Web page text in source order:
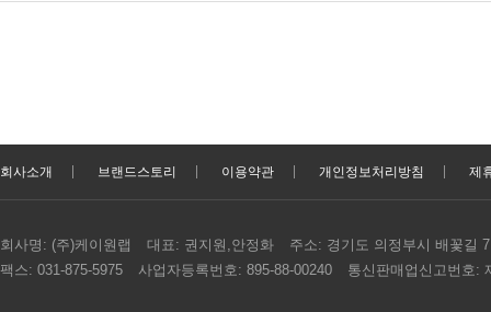
회사소개 브랜드스토리 이용약관 개인정보처리방침 제
회사명: (주)케이원랩 대표: 권지원,안정화 주소: 경기도 의정부시 배꽃길
팩스: 031-875-5975 사업자등록번호: 895-88-00240 통신판매업신고번호: